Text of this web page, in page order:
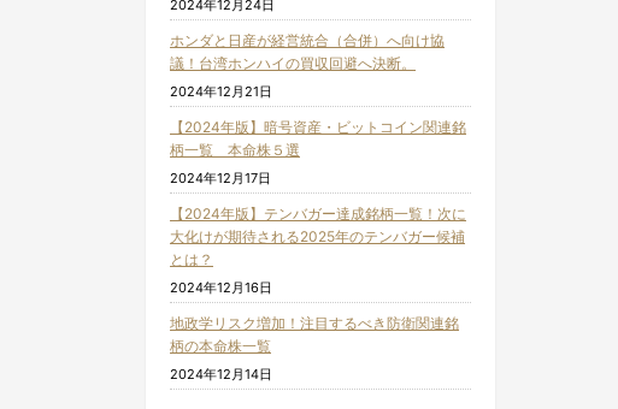
2024年12月24日
ホンダと日産が経営統合（合併）へ向け協
議！台湾ホンハイの買収回避へ決断。
2024年12月21日
【2024年版】暗号資産・ビットコイン関連銘
柄一覧 本命株５選
2024年12月17日
【2024年版】テンバガー達成銘柄一覧！次に
大化けが期待される2025年のテンバガー候補
とは？
2024年12月16日
地政学リスク増加！注目するべき防衛関連銘
柄の本命株一覧
2024年12月14日